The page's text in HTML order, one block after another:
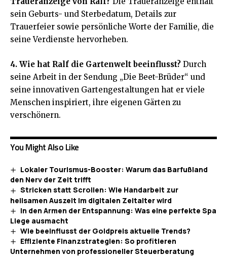
sein Geburts- und Sterbedatum, Details zur
Trauerfeier sowie persönliche Worte der Familie, die
seine Verdienste hervorheben.
4. Wie hat Ralf die Gartenwelt beeinflusst? Durch
seine Arbeit in der Sendung „Die Beet-Brüder“ und
seine innovativen Gartengestaltungen hat er viele
Menschen inspiriert, ihre eigenen Gärten zu
verschönern.
You Might Also Like
Lokaler Tourismus-Booster: Warum das Barfußland
den Nerv der Zeit trifft
Stricken statt Scrollen: Wie Handarbeit zur
heilsamen Auszeit im digitalen Zeitalter wird
In den Armen der Entspannung: Was eine perfekte Spa
Liege ausmacht
Wie beeinflusst der Goldpreis aktuelle Trends?
Effiziente Finanzstrategien: So profitieren
Unternehmen von professioneller Steuerberatung